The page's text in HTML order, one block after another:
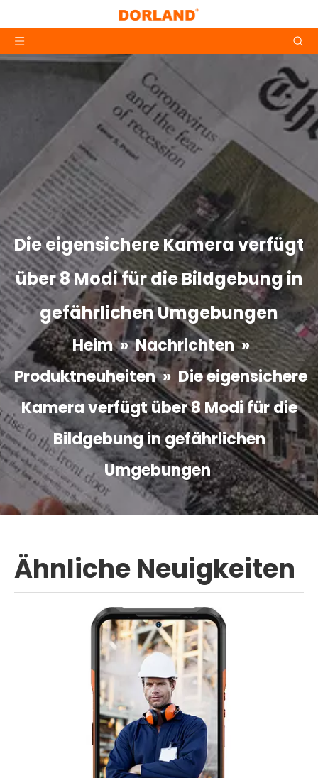
Die eigensichere Kamera verfügt
über 8 Modi für die Bildgebung in
gefährlichen Umgebungen
Heim »Nachrichten »
Produktneuheiten » Die eigensichere
Kamera verfügt über 8 Modi für die
Bildgebung in gefährlichen
Umgebungen
Ähnliche Neuigkeiten